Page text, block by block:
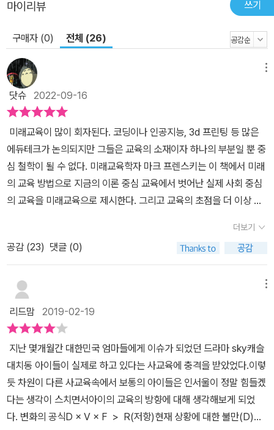
작성해내기도 하고, 자신이 살고 있는 도시의 워터파크 설계 아이디
고등학생이 중증 장애 학생의 학습을 위해 원격으로 받을 수 있는 개
인 맞춤형 조종 장치를 설계하고 제작하기도 했다. 앞으로 이렇게 기
술을 기반으로 한 아이들의 사회참여 프로젝트는 더욱 늘어날 것이
고, 학교와 학생의 성취를 증명하려고 할 때에도 학생 개개인이나 단
체가 이룬 사회참여의 성과는 점점 중요한 비중을 차지하게 될 것이
기 지금 우리에게 필요한 교육은 요즘 학교에서 흔히 나타나는 학업
경쟁의 악순환 속에 ‘네트워크로 연결된 확장된 마음’을 가두는 것이
아니라 아이들의 역량을 자유롭게 발휘하도록 돕는 것이다. 그러기
위해서 우리는 견고하게 유지해온 기존의 이론 중심 학습이라는 교육
장벽을 뛰어넘어야 한다. 이제까지 주요 과목으로 학습해온 국어, 수
학, 사회, 과학 등의 과목은 모든 사람이 똑같은 비중으로 배우는 것이
아니라 개인의 장점, 재능, 흥미에 따라, 그리고 프로젝트를 진행하기
프로젝트에 열정을 갖게 되면 그것을 위해 필요한 것들을 스스로 배
우고 학습한다. 자신이 필요한 독해 능력, 계산 능력, 기타의 지식을
배우는 것만으로도 이 과목들에 대한 학습은 충분하다. 자신이 진행
하고 싶은 프로젝트에 필요한 기존의 기술들을 적절하게 동원하고 능
숙하게 사용할 수 있다는 것은 이미 그 과정에서 기본적인 지식은 습
득했다는 것을 의미하기 때문이다. 지식 전달자에서 역량 강화자이자
코치로 역할을 전환해야 하는 교사 역량을 강화시켜주는 교육에서 교
사는 학습 내용 전달과는 확연히 다른 생각과 활동을 해야 한다. 변화
된 교육에서 교사의 역할은 학생들의 역량을 길러주기 위한 동인을
마이리뷰 쓰기
구매자 (0) 전체 (26)
닷슈 2022-09-16
미래교육이 많이 회자된다. 코딩이나 인공지능, 3d 프린팅 등 많은
에듀테크가 논의되지만 그들은 교육의 소재이자 하나의 부분일 뿐 중
심 철학이 될 수 없다. 미래교육학자 마크 프렌스키는 이 책에서 미래
의 교육 방법으로 지금의 이론 중심 교육에서 벗어난 실제 사회 중심
의 교육을 미래교육으로 제시한다. 그리고 교육의 초점을 더 이상 개
에서 개인이 발전하는 것으로 바꿔야 한다고 주장한다. 이는 기존 주
요교과 수국사과(MESS) 중심의 교육이 아래와 같은 문제점을 갖고
있기 때문이다.- MESS는 교육과정의 폭을 필요이상으로 심하게 좁
혀서 중요한 기량의 학습 기회를 정작 제한한다.- MESS 과목이 모
내용을 지나치게 자세히 다뤄 학습량과 난이도가 필요이상으로 많고
높다.- MESS 과목에는 중요한 내용은 효과적인 사고력, 행동력, 대
인관계능력, 사회참여 능력이 거의 포함되지 않는다. 거기에 MESS
는 그 성취기준이 매우 교과중심적이고 편협하여 통합교육이나 주제
중심학습으로 서로를 결집시키기가 매우 어렵다.이런 MESS 중심
의 기존의 교육은 이론 중심 패러다임으로 아래와 같다.아이 + 교과
내용 - 학습 - 더 나은 사람(지적으로) - 더 나은 세상(다가올지 모르
더보기
공감 (23) 댓글 (0)
리드맘 2019-02-19
지난 몇개월간 대한민국 엄마들에게 이슈가 되었던 드라마 sky캐슬
대치동 아이들이 실제로 하고 있다는 사교육에 충격을 받았었다.이렇
듯 차원이 다른 사교육속에서 보통의 아이들은 인서울이 정말 힘들겠
다는 생각이 스치면서아이의 교육의 방향에 대해 생각해보게 되었
다. 변화의 공식D × V × F > R(저항)현재 상황에 대한 불만(D)미